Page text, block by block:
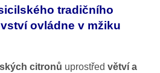
tradičního
ovládne v mžiku
citronů uprostřed větví a